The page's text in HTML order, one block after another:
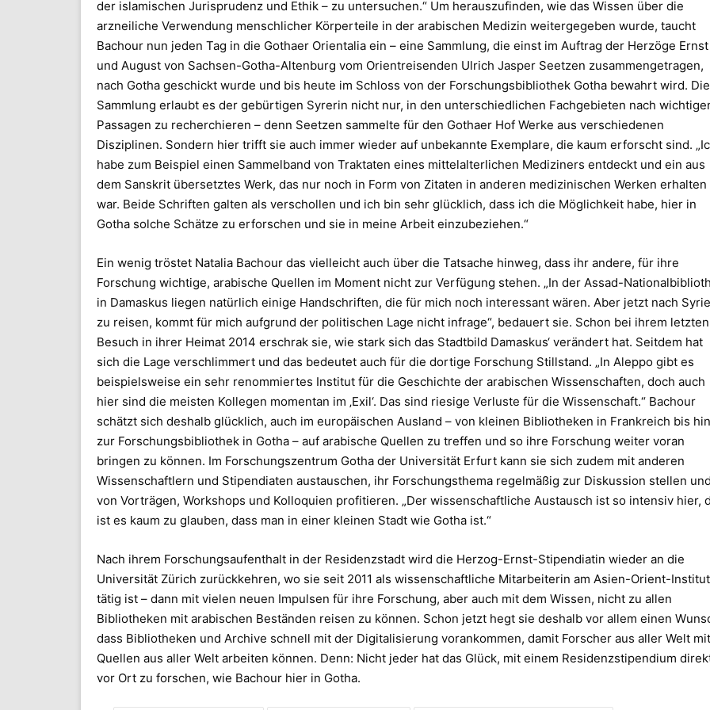
der islamischen Jurisprudenz und Ethik – zu untersuchen.“ Um herauszufinden, wie das Wissen über die
arzneiliche Verwendung menschlicher Körperteile in der arabischen Medizin weitergegeben wurde, taucht
Bachour nun jeden Tag in die Gothaer Orientalia ein – eine Sammlung, die einst im Auftrag der Herzöge Ernst
und August von Sachsen-Gotha-Altenburg vom Orientreisenden Ulrich Jasper Seetzen zusammengetragen,
nach Gotha geschickt wurde und bis heute im Schloss von der Forschungsbibliothek Gotha bewahrt wird.
Sammlung erlaubt es der gebürtigen Syrerin nicht nur, in den unterschiedlichen Fachgebieten nach
Passagen zu recherchieren – denn Seetzen sammelte für den Gothaer Hof Werke aus verschiedenen
Disziplinen. Sondern hier trifft sie auch immer wieder auf unbekannte Exemplare, die kaum erforscht sind.
habe zum Beispiel einen Sammelband von Traktaten eines mittelalterlichen Mediziners entdeckt und ein aus
dem Sanskrit übersetztes Werk, das nur noch in Form von Zitaten in anderen medizinischen Werken erhalten
war. Beide Schriften galten als verschollen und ich bin sehr glücklich, dass ich die Möglichkeit habe, hier in
Gotha solche Schätze zu erforschen und sie in meine Arbeit einzubeziehen.“
Ein wenig tröstet Natalia Bachour das vielleicht auch über die Tatsache hinweg, dass ihr andere, für ihre
Forschung wichtige, arabische Quellen im Moment nicht zur Verfügung stehen. „In der Assad-
in Damaskus liegen natürlich einige Handschriften, die für mich noch interessant wären. Aber jetzt nach
zu reisen, kommt für mich aufgrund der politischen Lage nicht infrage“, bedauert sie. Schon bei ihrem letzten
Besuch in ihrer Heimat 2014 erschrak sie, wie stark sich das Stadtbild Damaskus‘ verändert hat. Seitdem hat
sich die Lage verschlimmert und das bedeutet auch für die dortige Forschung Stillstand. „In Aleppo gibt es
beispielsweise ein sehr renommiertes Institut für die Geschichte der arabischen Wissenschaften, doch auch
hier sind die meisten Kollegen momentan im ‚Exil‘. Das sind riesige Verluste für die Wissenschaft.“ Bachour
schätzt sich deshalb glücklich, auch im europäischen Ausland – von kleinen Bibliotheken in Frankreich bis hin
zur Forschungsbibliothek in Gotha – auf arabische Quellen zu treffen und so ihre Forschung weiter voran
bringen zu können. Im Forschungszentrum Gotha der Universität Erfurt kann sie sich zudem mit anderen
Wissenschaftlern und Stipendiaten austauschen, ihr Forschungsthema regelmäßig zur Diskussion stellen und
von Vorträgen, Workshops und Kolloquien profitieren. „Der wissenschaftliche Austausch ist so intensiv hier,
ist es kaum zu glauben, dass man in einer kleinen Stadt wie Gotha ist.“
Nach ihrem Forschungsaufenthalt in der Residenzstadt wird die Herzog-Ernst-Stipendiatin wieder an die
Universität Zürich zurückkehren, wo sie seit 2011 als wissenschaftliche Mitarbeiterin am Asien-Orient-Institut
tätig ist – dann mit vielen neuen Impulsen für ihre Forschung, aber auch mit dem Wissen, nicht zu allen
Bibliotheken mit arabischen Beständen reisen zu können. Schon jetzt hegt sie deshalb vor allem einen
dass Bibliotheken und Archive schnell mit der Digitalisierung vorankommen, damit Forscher aus aller Welt mit
Quellen aus aller Welt arbeiten können. Denn: Nicht jeder hat das Glück, mit einem Residenzstipendium
vor Ort zu forschen, wie Bachour hier in Gotha.